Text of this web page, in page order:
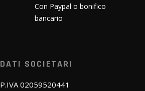
Con Paypal o bonifico
bancario
DATI SOCIETARI
P.IVA 02059520441